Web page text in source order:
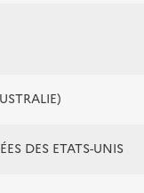
DES ETATS-UNIS